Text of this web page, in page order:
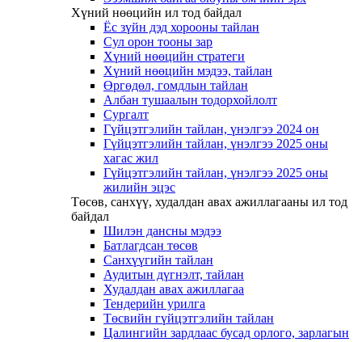
Хүний нөөцийн ил тод байдал
Ёс зүйн дэд хорооны тайлан
Сул орон тооны зар
Хүний нөөцийн стратеги
Хүний нөөцийн мэдээ, тайлан
Өргөдөл, гомдлын тайлан
Албан тушаалын тодорхойлолт
Сургалт
Гүйцэтгэлийн тайлан, үнэлгээ 2024 он
Гүйцэтгэлийн тайлан, үнэлгээ 2025 оны
хагас жил
Гүйцэтгэлийн тайлан, үнэлгээ 2025 оны
жилийн эцэс
Төсөв, санхүү, худалдан авах ажиллагааны ил тод
байдал
Шилэн дансны мэдээ
Батлагдсан төсөв
Санхүүгийн тайлан
Аудитын дүгнэлт, тайлан
Худалдан авах ажиллагаа
Тендерийн урилга
Төсвийн гүйцэтгэлийн тайлан
Цалингийн зардлаас бусад орлого, зарлагын